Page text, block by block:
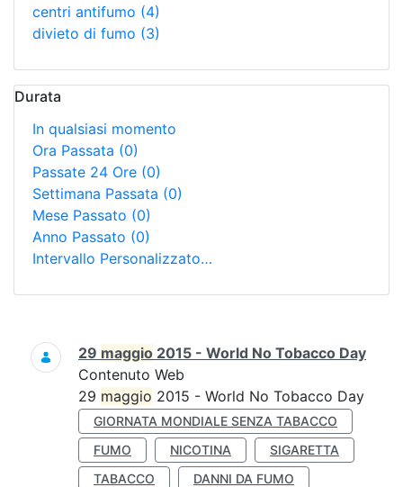
centri antifumo (4)
divieto di fumo (3)
Durata
In qualsiasi momento
Ora Passata (0)
Passate 24 Ore (0)
Settimana Passata (0)
Mese Passato (0)
Anno Passato (0)
Intervallo Personalizzato…
Ricerca
29 maggio 2015 - World No Tobacco Day
Contenuto Web
29 maggio 2015 - World No Tobacco Day
GIORNATA MONDIALE SENZA TABACCO
FUMO
NICOTINA
SIGARETTA
TABACCO
DANNI DA FUMO